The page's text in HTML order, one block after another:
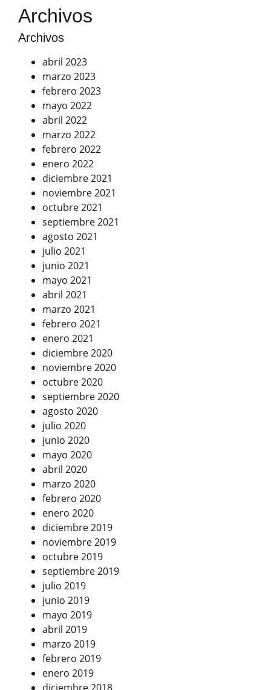
Archivos
Archivos
abril 2023
marzo 2023
febrero 2023
mayo 2022
abril 2022
marzo 2022
febrero 2022
enero 2022
diciembre 2021
noviembre 2021
octubre 2021
septiembre 2021
agosto 2021
julio 2021
junio 2021
mayo 2021
abril 2021
marzo 2021
febrero 2021
enero 2021
diciembre 2020
noviembre 2020
octubre 2020
septiembre 2020
agosto 2020
julio 2020
junio 2020
mayo 2020
abril 2020
marzo 2020
febrero 2020
enero 2020
diciembre 2019
noviembre 2019
octubre 2019
septiembre 2019
julio 2019
junio 2019
mayo 2019
abril 2019
marzo 2019
febrero 2019
enero 2019